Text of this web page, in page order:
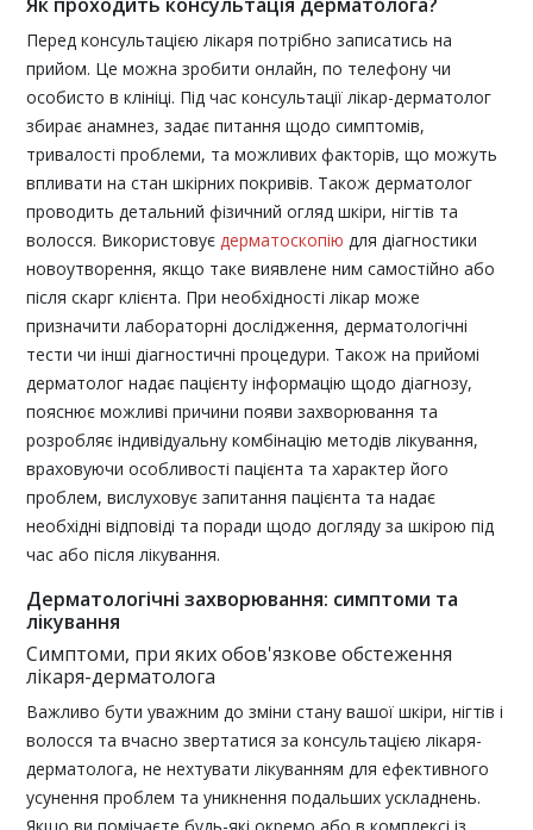
Перед консультацією лікаря потрібно записатись на
прийом. Це можна зробити онлайн, по телефону чи
особисто в клініці. Під час консультації лікар-дерматолог
збирає анамнез, задає питання щодо симптомів,
тривалості проблеми, та можливих факторів, що можуть
впливати на стан шкірних покривів. Також дерматолог
проводить детальний фізичний огляд шкіри, нігтів та
волосся. Використовує дерматоскопію для діагностики
новоутворення, якщо таке виявлене ним самостійно або
після скарг клієнта. При необхідності лікар може
призначити лабораторні дослідження, дерматологічні
тести чи інші діагностичні процедури. Також на прийомі
дерматолог надає пацієнту інформацію щодо діагнозу,
пояснює можливі причини появи захворювання та
розробляє індивідуальну комбінацію методів лікування,
враховуючи особливості пацієнта та характер його
проблем, вислуховує запитання пацієнта та надає
необхідні відповіді та поради щодо догляду за шкірою під
час або після лікування.
Дерматологічні захворювання: симптоми та
лікування
Симптоми, при яких обов'язкове обстеження
лікаря-дерматолога
Важливо бути уважним до зміни стану вашої шкіри, нігтів і
волосся та вчасно звертатися за консультацією лікаря-
дерматолога, не нехтувати лікуванням для ефективного
усунення проблем та уникнення подальших ускладнень.
Якщо ви помічаєте будь-які окремо або в комплексі із